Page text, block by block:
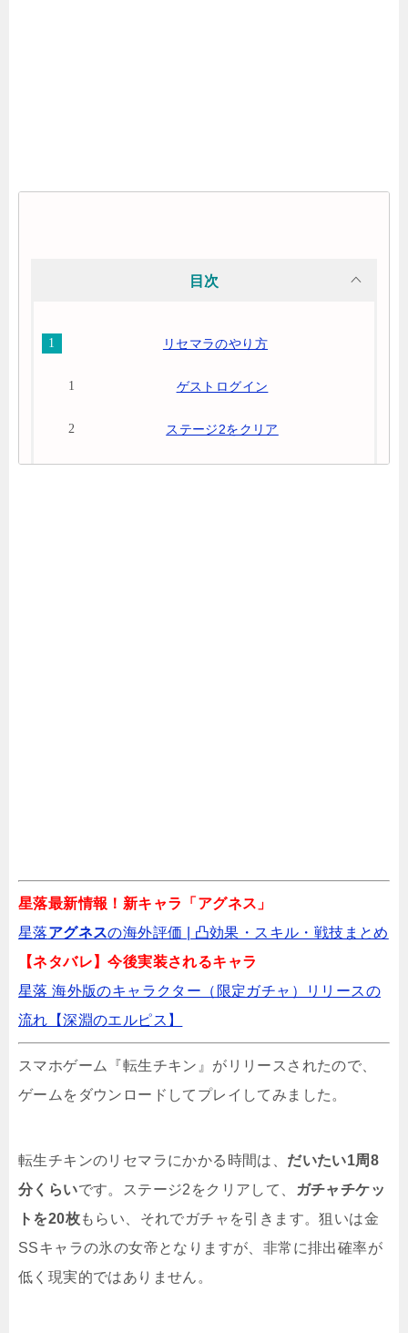
目次
リセマラのやり方
ゲストログイン
ステージ2をクリア
間が…
ただほねはリセマラするべき？やり方と当た
りキャラ
たりキャラランキングとやり方（画像解説）
マラと初日の流れ
星落最新情報！新キャラ「アグネス」
星落アグネスの海外評価 | 凸効果・スキル・戦技まとめ️
【ネタバレ】今後実装されるキャラ
星落 海外版のキャラクター（限定ガチャ）リリースの
流れ【深淵のエルピス】
スマホゲーム『転生チキン』がリリースされたので、
ゲームをダウンロードしてプレイしてみました。
転生チキンのリセマラにかかる時間は、 だいたい1周8
分くらいです。ステージ2をクリアして、
ガチャチケッ
トを20枚もらい、それでガチャを引きます。狙いは金
SSキャラの氷の女帝となりますが、非常に排出確率が
低く現実的ではありません。